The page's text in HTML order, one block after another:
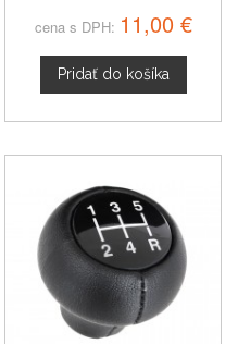
cena s DPH: 11,00 €
Pridať do košíka